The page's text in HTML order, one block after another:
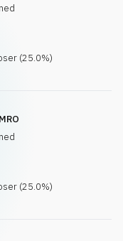
(25.0%)
(25.0%)